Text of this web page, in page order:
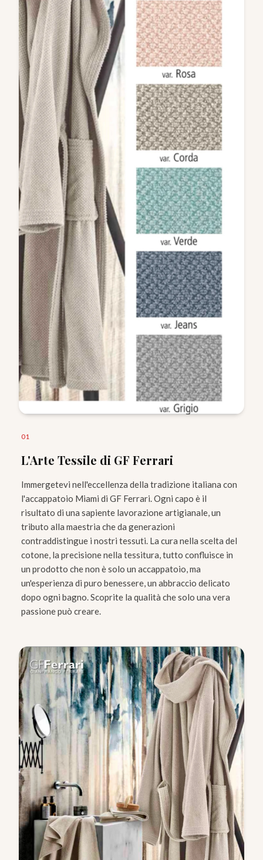
01
L'Arte Tessile di GF Ferrari
Immergetevi nell'eccellenza della tradizione italiana con
l'accappatoio Miami di GF Ferrari. Ogni capo è il
risultato di una sapiente lavorazione artigianale, un
tributo alla maestria che da generazioni
contraddistingue i nostri tessuti. La cura nella scelta del
cotone, la precisione nella tessitura, tutto confluisce in
un prodotto che non è solo un accappatoio, ma
un'esperienza di puro benessere, un abbraccio delicato
dopo ogni bagno. Scoprite la qualità che solo una vera
passione può creare.